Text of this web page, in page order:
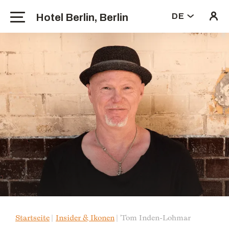
Hotel Berlin, Berlin DE
Startseite Insider & Ikonen Tom Inden-Lohmar